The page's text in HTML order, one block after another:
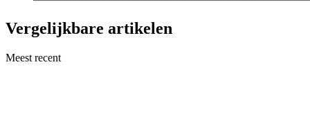
Vergelijkbare artikelen
Meest recent